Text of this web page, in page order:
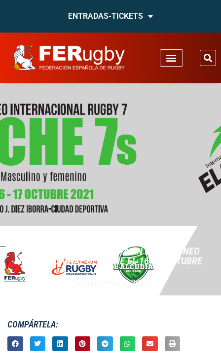
ENTRADAS-TICKETS
EL MEJOR SEVEN VOLVERÁ EN EL VI TORNEO
INTERNACIONAL DE ELCHE EL 16-17 OCTUBRE
16 septiembre, 2021
COMPÁRTELA: